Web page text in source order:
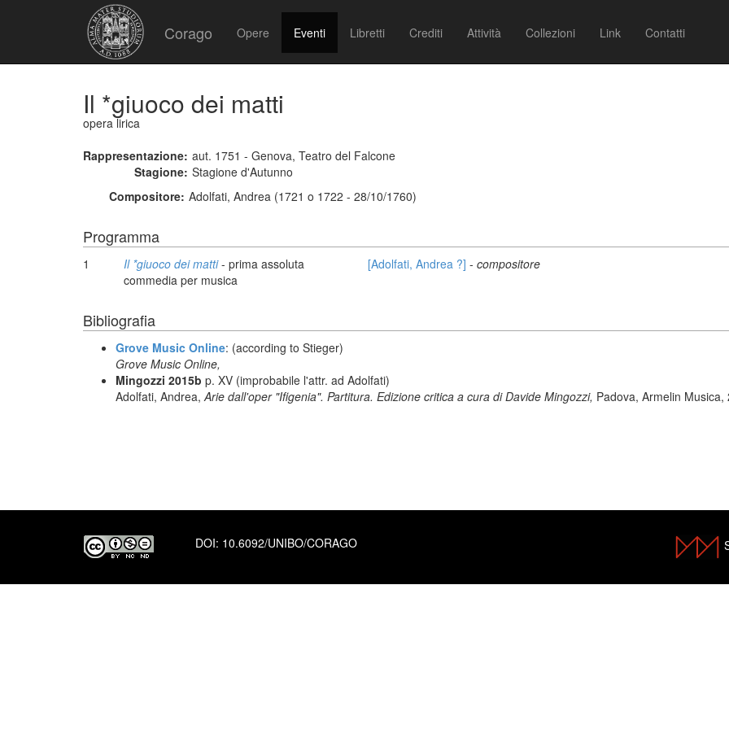
Corago Opere Eventi Libretti Crediti Attività Collezioni Link Contatti
Il *giuoco dei matti
opera lirica
Rappresentazione: aut. 1751 - Genova, Teatro del Falcone
Stagione: Stagione d'Autunno
Compositore: Adolfati, Andrea (1721 o 1722 - 28/10/1760)
Programma
1 Il *giuoco dei matti- prima assoluta
commedia per musica
[Adolfati, Andrea ?] - compositore
Bibliografia
Grove Music Online: (according to Stieger)
Grove Music Online,
Mingozzi 2015b p. XV (improbabile l'attr. ad Adolfati)
Adolfati, Andrea,Arie dall'oper "Ifigenia". Partitura. Edizione critica a cura di Davide Mingozzi, Padova, Armelin Musica,
DOI: 10.6092/UNIBO/CORAGO